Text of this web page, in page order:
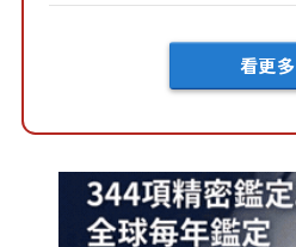
看更多